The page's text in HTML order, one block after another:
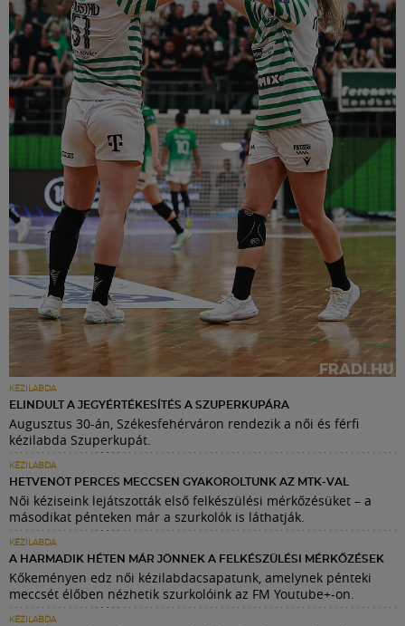
KÉZILABDA
ELINDULT A JEGYÉRTÉKESÍTÉS A SZUPERKUPÁRA
Augusztus 30-án, Székesfehérváron rendezik a női és férfi
kézilabda Szuperkupát.
KÉZILABDA
HETVENÖT PERCES MECCSEN GYAKOROLTUNK AZ MTK-VAL
Női kéziseink lejátszották első felkészülési mérkőzésüket – a
másodikat pénteken már a szurkolók is láthatják.
KÉZILABDA
A HARMADIK HÉTEN MÁR JÖNNEK A FELKÉSZÜLÉSI MÉRKŐZÉSEK
Kőkeményen edz női kézilabdacsapatunk, amelynek pénteki
meccsét élőben nézhetik szurkolóink az FM Youtube+-on.
KÉZILABDA